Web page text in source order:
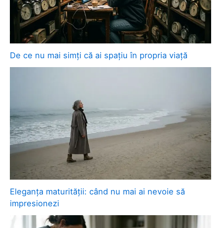
De ce nu mai simți că ai spațiu în propria viață
Eleganța maturității: când nu mai ai nevoie să
impresionezi